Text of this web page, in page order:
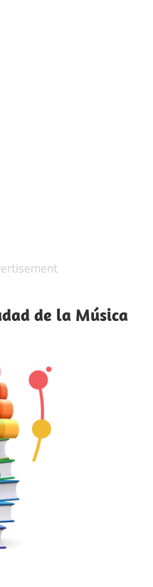
de la Música